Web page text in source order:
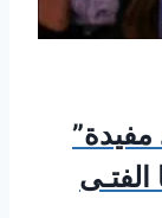
مفيدة”